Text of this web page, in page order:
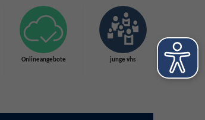
Onlineangebote junge vhs